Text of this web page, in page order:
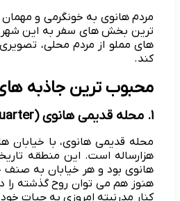
مردم هانوی به خونگرمی و مهمان
ترین بخش های سفر به این شهر
های مملو از مردم محلی،
کند.
محبوب ترین جاذبه
۱. محله قدیمی هانوی (Hanoi Old Quarter): روح و قلب شهر
محله قدیمی هانوی، با خیابان
هزارساله است. این منطقه
هانوی بود و هر خیابان به صنف
هنوز هم می توان روح گذشته را
کنار مدرنیته امروزی به حیات